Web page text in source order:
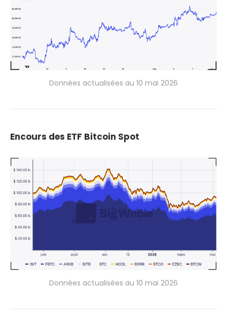
Données actualisées au 10 mai 2026
Encours des ETF Bitcoin Spot
Données actualisées au 10 mai 2026